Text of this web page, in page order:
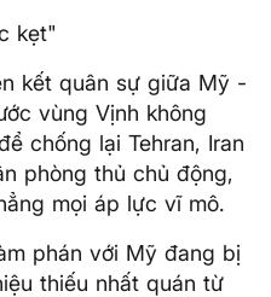
kẹt"
kết quân sự giữa Mỹ -
vùng Vịnh không
chống lại Tehran, Iran
phòng thủ chủ động,
mọi áp lực vĩ mô.
phán với Mỹ đang bị
thiếu nhất quán từ